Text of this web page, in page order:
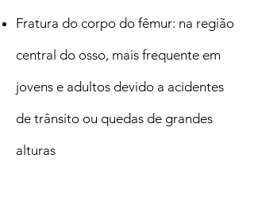
Fratura do corpo do fêmur: na região
central do osso, mais frequente em
jovens e adultos devido a acidentes
de trânsito ou quedas de grandes
alturas